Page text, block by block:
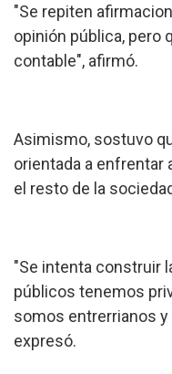
"Se repiten
opinión pública, pero
contable", afirmó.
Asimismo, sostuvo
orientada a enfrentar
el resto de la
"Se intenta construir
públicos tenemos
somos entrerrianos
expresó.